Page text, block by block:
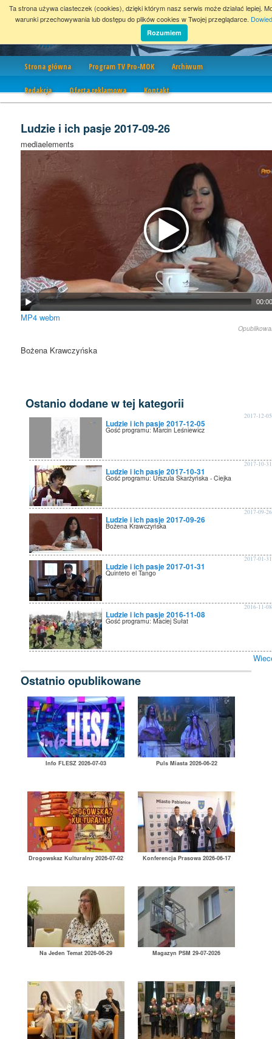
Strona główna Program TV Pro-MOK Archiwum
Redakcja Oferta reklamowa Kontakt
Ludzie i ich pasje 2017-09-26
mediaelements
MP4 webm
Bożena Krawczyńska
Ostanio dodane w tej kategorii
Ludzie i ich pasje 2017-12-05
2017-12-05
Gość programu: Marcin Leśniewicz
Ludzie i ich pasje 2017-10-31
2017-10-31
Gość programu: Urszula Skarżyńska - Ciejka
Ludzie i ich pasje 2017-09-26
2017-09-26
Bożena Krawczyńska
Ludzie i ich pasje 2017-01-31
2017-01-31
Quinteto el Tango
Ludzie i ich pasje 2016-11-08
2016-11-08
Gość programu: Maciej Sułat
Ostatnio opublikowane
Info FLESZ 2026-07-03 Puls Miasta 2026-06-22
Drogowskaz Kulturalny 2026-07-02 Konferencja Prasowa 2026-06-17
Na Jeden Temat 2026-06-29 Magazyn PSM 29-07-2026
Ta strona używa ciasteczek (cookies), dzięki którym nasz serwis może działać lepiej.
warunki przechowywania lub dostępu do plików cookies w Twojej przeglądarce.
Rozumiem